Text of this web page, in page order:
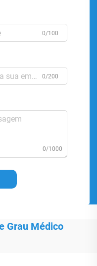
0/100
0/200
0/1000
Grau Médico